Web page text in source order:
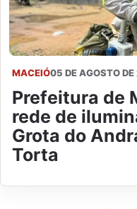
MACEIÓ05 DE AGOSTO
Prefeitura de
rede de
Grota do
Torta